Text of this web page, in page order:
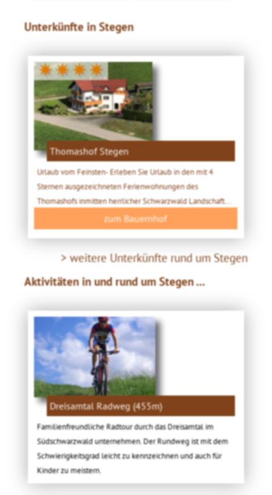
Unterkünfte in Stegen
✷✷✷✷
Thomashof Stegen
Urlaub vom Feinsten- Erleben Sie Urlaub in den mit 4
Sternen ausgezeichneten Ferienwohnungen des
Thomashofs inmitten herrlicher Schwarzwald Landschaft...
zum Bauernhof
> weitere Unterkünfte rund um Stegen
Aktivitäten in und rund um Stegen ...
Dreisamtal Radweg (455m)
Familienfreundliche Radtour durch das Dreisamtal im
Südschwarzwald unternehmen. Der Rundweg ist mit dem
Schwierigkeitsgrad leicht zu kennzeichnen und auch für
Kinder zu meistern.